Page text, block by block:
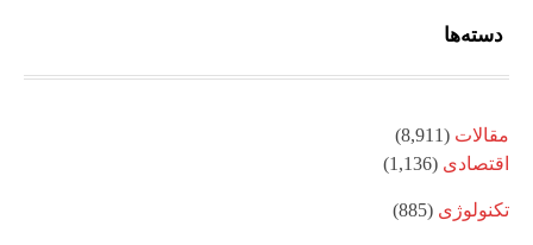
دسته‌ها
مقالات (8,911)
اقتصادی (1,136)
تکنولوژی (885)